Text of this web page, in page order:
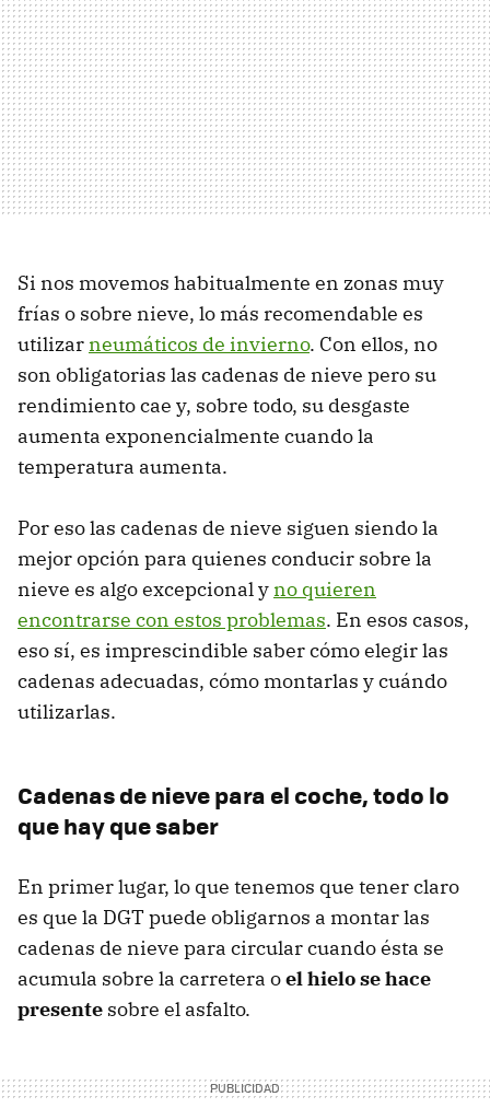
Si nos movemos habitualmente en zonas muy
frías o sobre nieve, lo más recomendable es
utilizarneumáticos de invierno. Con ellos, no
son obligatorias las cadenas de nieve pero su
rendimiento cae y, sobre todo, su desgaste
aumenta exponencialmente cuando la
temperatura aumenta.
Por eso las cadenas de nieve siguen siendo la
mejor opción para quienes conducir sobre la
nieve es algo excepcional yno quieren
encontrarse con estos problemas. En esos casos,
eso sí, es imprescindible saber cómo elegir las
cadenas adecuadas, cómo montarlas y cuándo
utilizarlas.
Cadenas de nieve para el coche, todo lo
que hay que saber
En primer lugar, lo que tenemos que tener claro
es que la DGT puede obligarnos a montar las
cadenas de nieve para circular cuando ésta se
acumula sobre la carretera oel hielo se hace
presente sobre el asfalto.